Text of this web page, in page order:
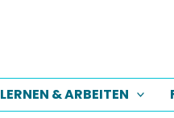
LERNEN & ARBEITEN